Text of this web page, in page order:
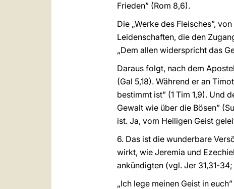
Frieden” (Rom 8,6).
Die „Werke des Fleisches”,
Leidenschaften, die den
„Dem allen widerspricht das
Daraus folgt, nach dem
(Gal 5,18). Während er an
bestimmt ist” (1 Tim 1,9). Und
Gewalt wie über die Bösen”
ist. Ja, vom Heiligen Geist
6. Das ist die wunderbare
wirkt, wie Jeremia und
ankündigten (vgl. Jer 31,31-
„Ich lege meinen Geist in